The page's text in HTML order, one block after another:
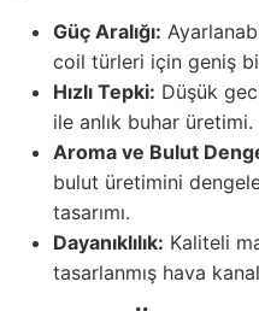
Güç Aralığı:
coil türleri için geniş
Hızlı Tepki: Düşük
ile anlık buhar üretimi.
Aroma ve Bulut
bulut üretimini
tasarımı.
Dayanıklılık: Kaliteli
tasarlanmış hava